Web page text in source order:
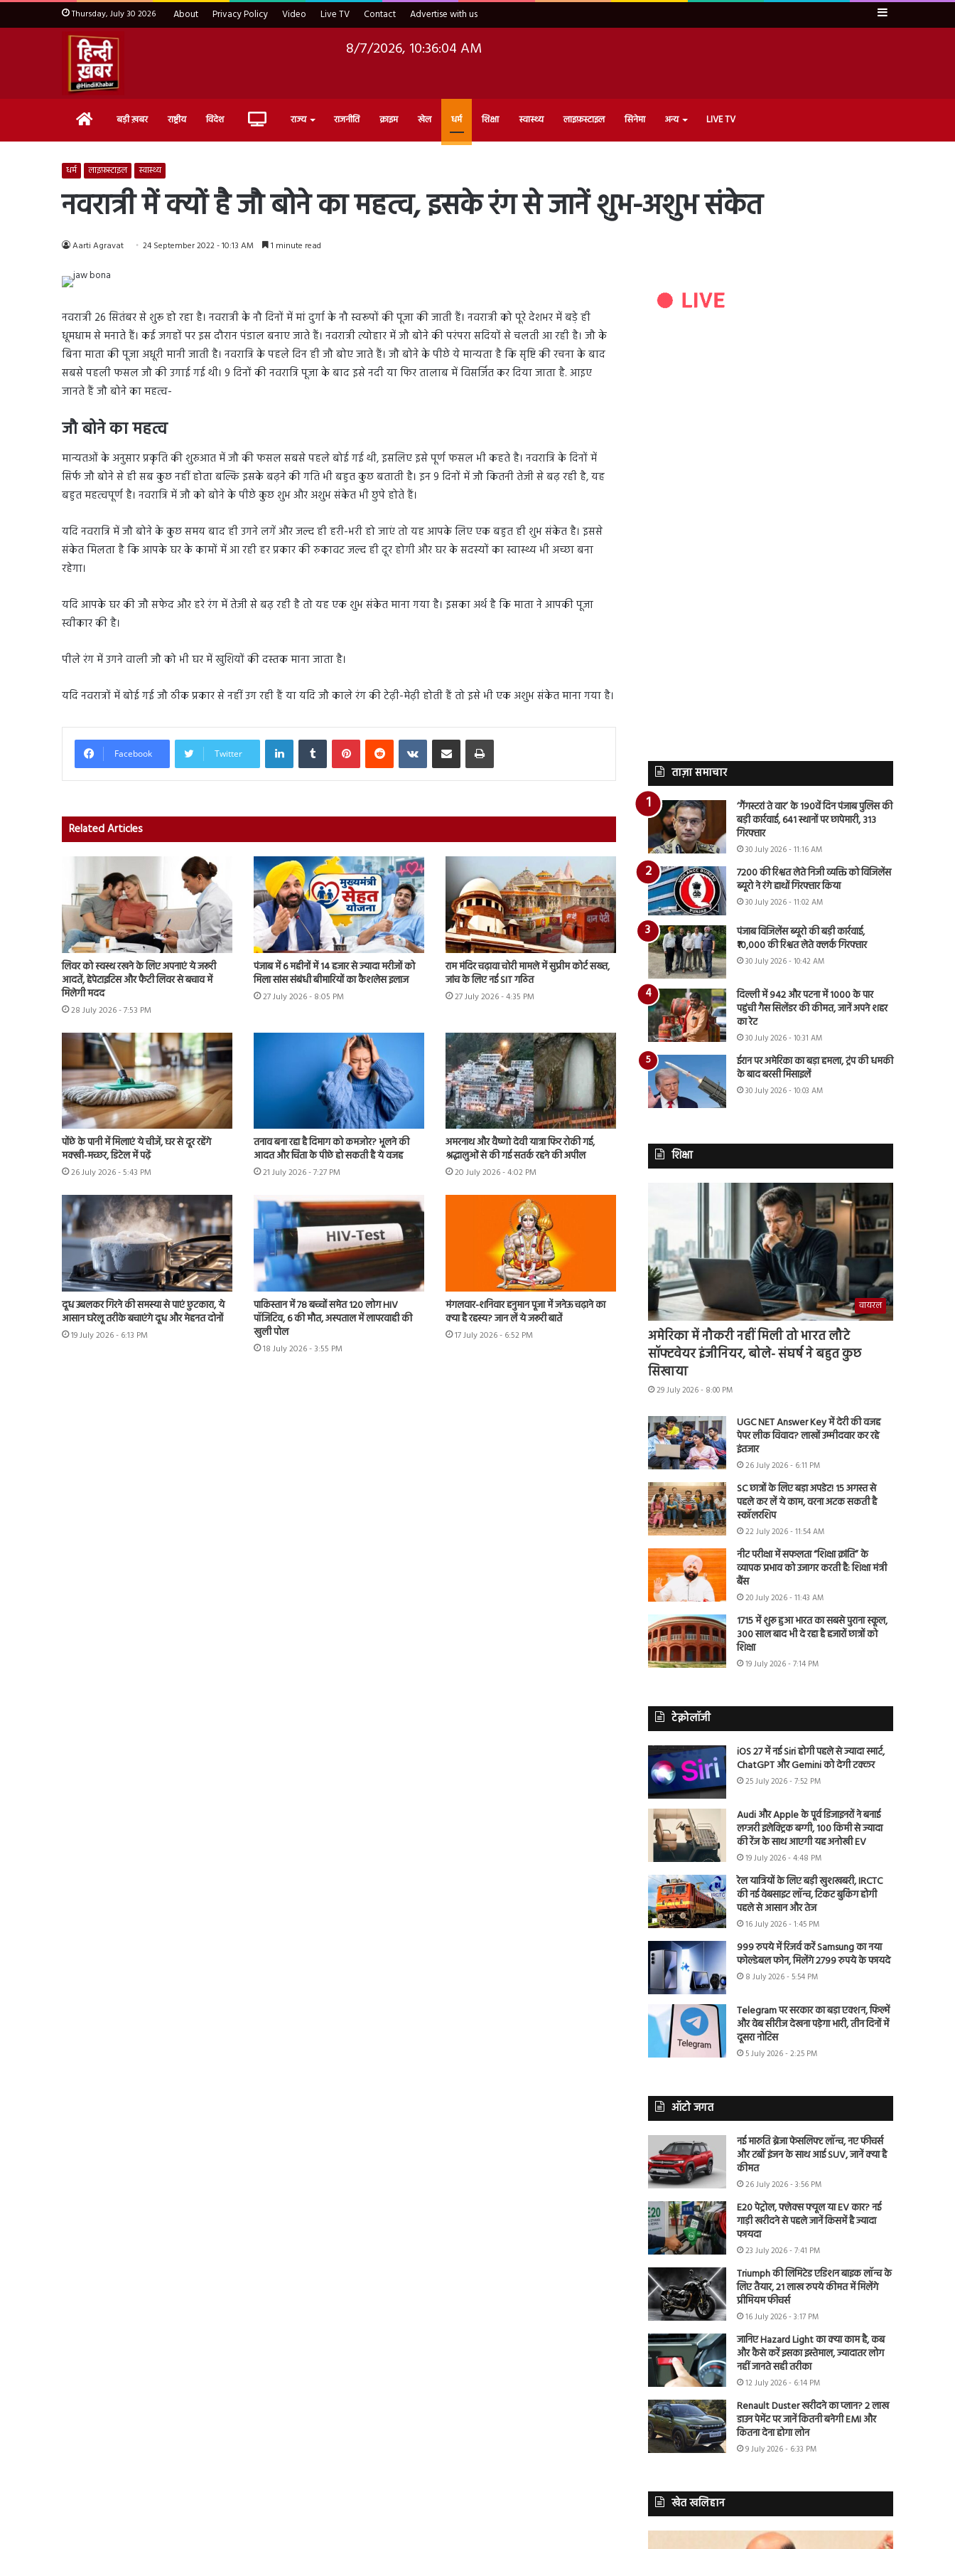
Thursday, July 30 2026 About Privacy Policy Video Live TV Contact Advertise with us Sidebar
8/7/2026, 10:36:06 AM
Home बड़ी ख़बर राष्ट्रीय विदेश Live राज्य राजनीति क्राइम खेल धर्म शिक्षा स्वास्थ्य लाइफ़स्टाइल सिनेमा अन्य LIVE TV
धर्म लाइफ़स्टाइल स्वास्थ्य
नवरात्री में क्यों है जौ बोने का महत्व, इसके रंग से जानें शुभ-अशुभ संकेत
Aarti Agravat 24 September 2022 - 10:13 AM 1 minute read
नवरात्री 26 सितंबर से शुरू हो रहा है। नवरात्री के नौ दिनों में मां दुर्गा के नौ स्वरूपों की पूजा की जाती हैं। नवरात्री को पूरे देशभर में बड़े ही
धूमधाम से मनाते हैं। कई जगहों पर इस दौरान पंडाल बनाए जाते हैं। नवरात्री त्योहार में जौ बोने की परंपरा सदियों से चलती आ रही है। जौ के
बिना माता की पूजा अधूरी मानी जाती है। नवरात्रि के पहले दिन ही जौ बोए जाते हैं। जौ बोने के पीछे ये मान्यता है कि सृष्टि की रचना के बाद
सबसे पहली फसल जौ की उगाई गई थी। 9 दिनों की नवरात्रि पूजा के बाद इसे नदी या फिर तालाब में विसर्जित कर दिया जाता है. आइए
जानते हैं जौ बोने का महत्व-
जौ बोने का महत्व
मान्यतओं के अनुसार प्रकृति की शुरुआत में जौ की फसल सबसे पहले बोई गई थी, इसलिए इसे पूर्ण फसल भी कहते है। नवरात्रि के दिनों में
सिर्फ जौ बोने से ही सब कुछ नहीं होता बल्कि इसके बढ़ने की गति भी बहुत कुछ बताती है। इन 9 दिनों में जौ कितनी तेजी से बढ़ रही है, यह
बहुत महत्वपूर्ण है। नवरात्रि में जौ को बोने के पीछे कुछ शुभ और अशुभ संकेत भी छुपे होते हैं।
यदि नवरात्रि में जौ बोने के कुछ समय बाद ही उगने लगें और जल्द ही हरी-भरी हो जाएं तो यह आपके लिए एक बहुत ही शुभ संकेत है। इससे
संकेत मिलता है कि आपके घर के कामों में आ रही हर प्रकार की रुकावट जल्द ही दूर होगी और घर के सदस्यों का स्वास्थ्य भी अच्छा बना
रहेगा।
यदि आपके घर की जौ सफेद और हरे रंग में तेजी से बढ़ रही है तो यह एक शुभ संकेत माना गया है। इसका अर्थ है कि माता ने आपकी पूजा
स्वीकार की है।
पीले रंग में उगने वाली जौ को भी घर में खुशियों की दस्तक माना जाता है।
यदि नवरात्रों में बोई गई जौ ठीक प्रकार से नहीं उग रही हैं या यदि जौ काले रंग की टेढ़ी-मेढ़ी होती हैं तो इसे भी एक अशुभ संकेत माना गया है।
Facebook Twitter
LinkedInTumblr PinterestReddit VKontakteShare via Email Print
Related Articles
लिवर को स्वस्थ रखने के लिए अपनाएं ये जरूरी
आदतें, हेपेटाइटिस और फैटी लिवर से बचाव में
मिलेगी मदद
28 July 2026 - 7:53 PM
पंजाब में 6 महीनों में 14 हजार से ज्यादा मरीजों को
मिला सांस संबंधी बीमारियों का कैशलेस इलाज
27 July 2026 - 8:05 PM
राम मंदिर चढ़ावा चोरी मामले में सुप्रीम कोर्ट सख्त,
जांच के लिए नई SIT गठित
27 July 2026 - 4:35 PM
पोंछे के पानी में मिलाएं ये चीजें, घर से दूर रहेंगे
मक्खी-मच्छर, डिटेल में पढ़ें
26 July 2026 - 5:43 PM
तनाव बना रहा है दिमाग को कमजोर? भूलने की
आदत और चिंता के पीछे हो सकती है ये वजह
21 July 2026 - 7:27 PM
अमरनाथ और वैष्णो देवी यात्रा फिर रोकी गई,
श्रद्धालुओं से की गई सतर्क रहने की अपील
20 July 2026 - 4:02 PM
दूध उबलकर गिरने की समस्या से पाएं छुटकारा, ये
आसान घरेलू तरीके बचाएंगे दूध और मेहनत दोनों
19 July 2026 - 6:13 PM
पाकिस्तान में 78 बच्चों समेत 120 लोग HIV
पॉजिटिव, 6 की मौत, अस्पताल में लापरवाही की
खुली पोल
18 July 2026 - 3:55 PM
मंगलवार-शनिवार हनुमान पूजा में जनेऊ चढ़ाने का
क्या है रहस्य? जान लें ये जरूरी बातें
17 July 2026 - 6:52 PM
ताज़ा समाचार
‘गैंगस्टरां ते वार’ के 190वें दिन पंजाब पुलिस की
बड़ी कार्रवाई, 641 स्थानों पर छापेमारी, 313
गिरफ्तार
30 July 2026 - 11:16 AM
7200 की रिश्वत लेते निजी व्यक्ति को विजिलेंस
ब्यूरो ने रंगे हाथों गिरफ्तार किया
30 July 2026 - 11:02 AM
पंजाब विजिलेंस ब्यूरो की बड़ी कार्रवाई,
₹10,000 की रिश्वत लेते क्लर्क गिरफ्तार
30 July 2026 - 10:42 AM
दिल्ली में 942 और पटना में 1000 के पार
पहुंची गैस सिलेंडर की कीमत, जानें अपने शहर
का रेट
30 July 2026 - 10:31 AM
ईरान पर अमेरिका का बड़ा हमला, ट्रंप की धमकी
के बाद बरसी मिसाइलें
30 July 2026 - 10:03 AM
शिक्षा
वायरल
अमेरिका में नौकरी नहीं मिली तो भारत लौटे
सॉफ्टवेयर इंजीनियर, बोले- संघर्ष ने बहुत कुछ
सिखाया
29 July 2026 - 8:00 PM
UGC NET Answer Key में देरी की वजह
पेपर लीक विवाद? लाखों उम्मीदवार कर रहे
इंतजार
26 July 2026 - 6:11 PM
SC छात्रों के लिए बड़ा अपडेट! 15 अगस्त से
पहले कर लें ये काम, वरना अटक सकती है
स्कॉलरशिप
22 July 2026 - 11:54 AM
नीट परीक्षा में सफलता “शिक्षा क्रांति” के
व्यापक प्रभाव को उजागर करती है: शिक्षा मंत्री
बैंस
20 July 2026 - 11:43 AM
1715 में शुरू हुआ भारत का सबसे पुराना स्कूल,
300 साल बाद भी दे रहा है हजारों छात्रों को
शिक्षा
19 July 2026 - 7:14 PM
टेक्नोलॉजी
iOS 27 में नई Siri होगी पहले से ज्यादा स्मार्ट,
ChatGPT और Gemini को देगी टक्कर
25 July 2026 - 7:52 PM
Audi और Apple के पूर्व डिजाइनरों ने बनाई
लग्जरी इलेक्ट्रिक बग्गी, 100 किमी से ज्यादा
की रेंज के साथ आएगी यह अनोखी EV
19 July 2026 - 4:48 PM
रेल यात्रियों के लिए बड़ी खुशखबरी, IRCTC
की नई वेबसाइट लॉन्च, टिकट बुकिंग होगी
पहले से आसान और तेज
16 July 2026 - 1:45 PM
999 रुपये में रिजर्व करें Samsung का नया
फोल्डेबल फोन, मिलेंगे 2799 रुपये के फायदे
8 July 2026 - 5:54 PM
Telegram पर सरकार का बड़ा एक्शन, फिल्में
और वेब सीरीज देखना पड़ेगा भारी, तीन दिनों में
दूसरा नोटिस
5 July 2026 - 2:25 PM
ऑटो जगत
नई मारुति ब्रेजा फेसलिफ्ट लॉन्च, नए फीचर्स
और टर्बो इंजन के साथ आई SUV, जानें क्या है
कीमत
26 July 2026 - 3:56 PM
E20 पेट्रोल, फ्लेक्स फ्यूल या EV कार? नई
गाड़ी खरीदने से पहले जानें किसमें है ज्यादा
फायदा
23 July 2026 - 7:41 PM
Triumph की लिमिटेड एडिशन बाइक लॉन्च के
लिए तैयार, 21 लाख रुपये कीमत में मिलेंगे
प्रीमियम फीचर्स
16 July 2026 - 3:17 PM
जानिए Hazard Light का क्या काम है, कब
और कैसे करें इसका इस्तेमाल, ज्यादातर लोग
नहीं जानते सही तरीका
12 July 2026 - 6:14 PM
Renault Duster खरीदने का प्लान? 2 लाख
डाउन पेमेंट पर जानें कितनी बनेगी EMI और
कितना देना होगा लोन
9 July 2026 - 6:33 PM
खेत खलिहान